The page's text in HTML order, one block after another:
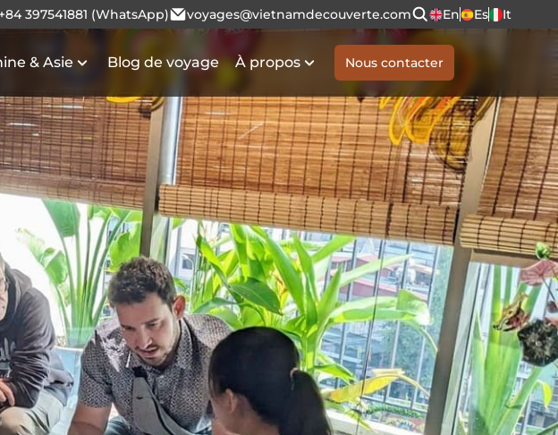
+84 397541881 (WhatsApp) voyages@vietnamdecouverte.com En Es It
& Asie Blog de voyage À propos Nous contacter